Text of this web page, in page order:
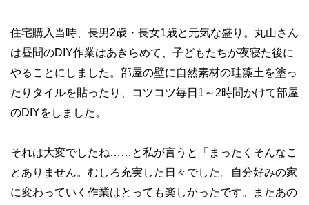
住宅購入当時、長男2歳・長女1歳と元気な盛り。丸山さん
は昼間のDIY作業はあきらめて、子どもたちが夜寝た後に
やることにしました。部屋の壁に自然素材の珪藻土を塗っ
たりタイルを貼ったり、コツコツ毎日 1 ～ 2時間かけて部屋
のDIYをしました。
それは大変でしたね…… と私が言うと「まったくそんなこ
とありません。むしろ充実した日々でした。自分好みの家
に変わっていく作業はとっても楽しかったです。またあの